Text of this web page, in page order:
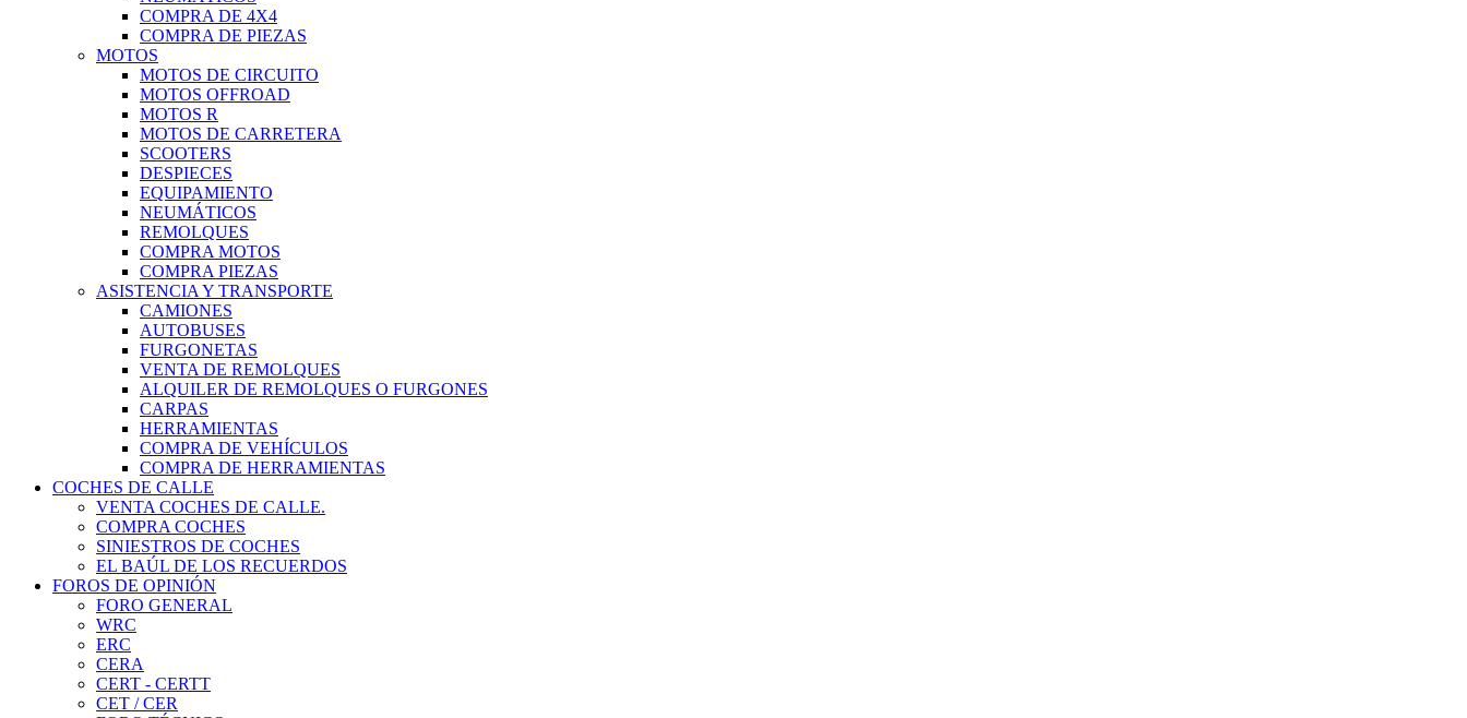
COMPRA DE 4X4
COMPRA DE PIEZAS
MOTOS
MOTOS DE CIRCUITO
MOTOS OFFROAD
MOTOS R
MOTOS DE CARRETERA
SCOOTERS
DESPIECES
EQUIPAMIENTO
NEUMÁTICOS
REMOLQUES
COMPRA MOTOS
COMPRA PIEZAS
ASISTENCIA Y TRANSPORTE
CAMIONES
AUTOBUSES
FURGONETAS
VENTA DE REMOLQUES
ALQUILER DE REMOLQUES O FURGONES
CARPAS
HERRAMIENTAS
COMPRA DE VEHÍCULOS
COMPRA DE HERRAMIENTAS
COCHES DE CALLE
VENTA COCHES DE CALLE.
COMPRA COCHES
SINIESTROS DE COCHES
EL BAÚL DE LOS RECUERDOS
FOROS DE OPINIÓN
FORO GENERAL
WRC
ERC
CERA
CERT - CERTT
CET / CER